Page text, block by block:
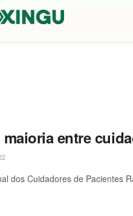
maioria entre
dos Cuidadores de Pacientes